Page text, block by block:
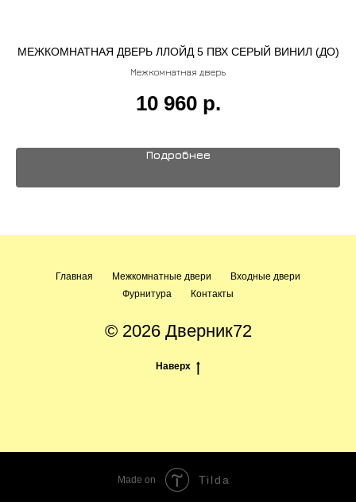
МЕЖКОМНАТНАЯ ДВЕРЬ ЛЛОЙД 5 ПВХ СЕРЫЙ ВИНИЛ (ДО)
Межкомнатная дверь
10 960 р.
Подробнее
Главная Межкомнатные двери
Входные двери
Фурнитура
Контакты
© 2026 Дверник72
Наверх
Made on Tilda